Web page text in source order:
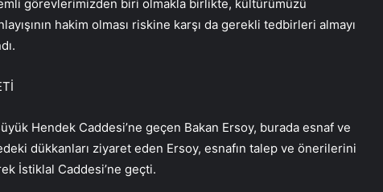
görevlerimizden biri olmakla birlikte, kültürümüzü
hakim olması riskine karşı da gerekli tedbirleri almayı
Hendek Caddesi’ne geçen Bakan Ersoy, burada esnaf ve
dükkanları ziyaret eden Ersoy, esnafın talep ve önerilerini
İstiklal Caddesi’ne geçti.